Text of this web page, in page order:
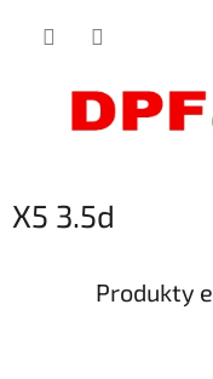
X5 3.5d
Produkty